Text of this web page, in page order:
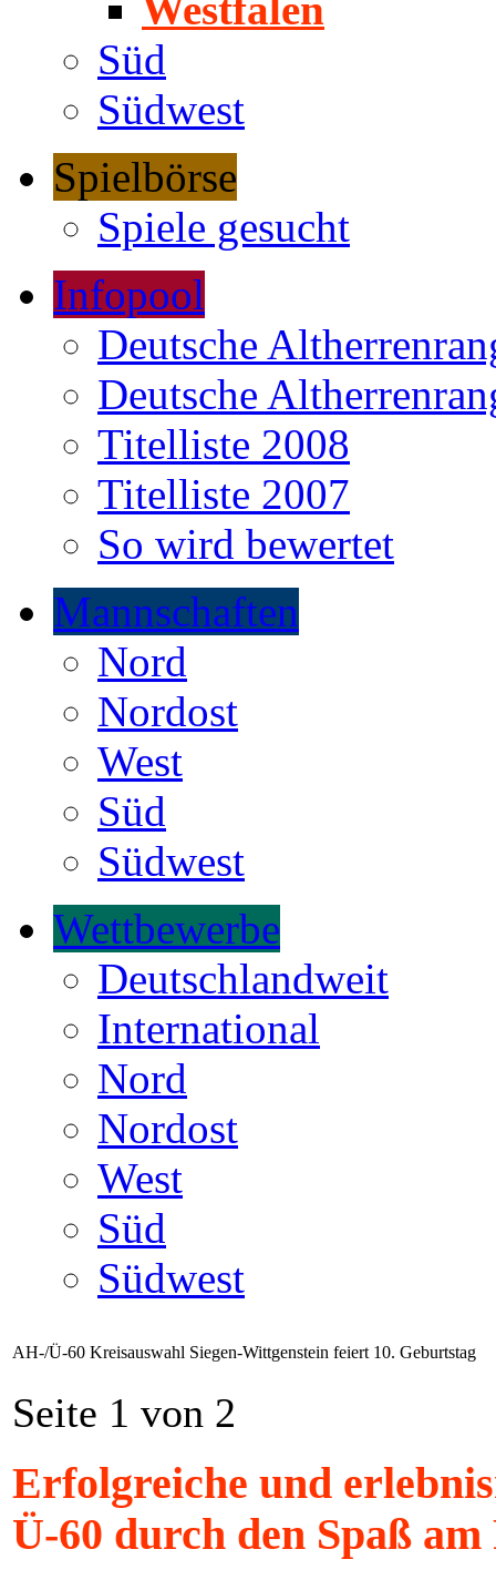
Westfalen
Süd
Südwest
Spielbörse
Spiele gesucht
Infopool
Deutsche
Deutsche
Titelliste 2008
Titelliste 2007
So wird bewertet
Mannschaften
Nord
Nordost
West
Süd
Südwest
Wettbewerbe
Deutschlandweit
International
Nord
Nordost
West
Süd
Südwest
AH-/Ü-60 Kreisauswahl Siegen-Wittgenstein feiert 10. Geburtstag
Seite 1 von 2
Erfolgreiche und
Ü-60 durch den Spaß